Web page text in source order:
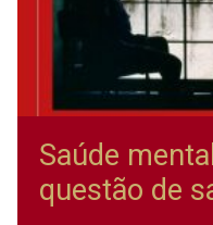
Saúde
questão de